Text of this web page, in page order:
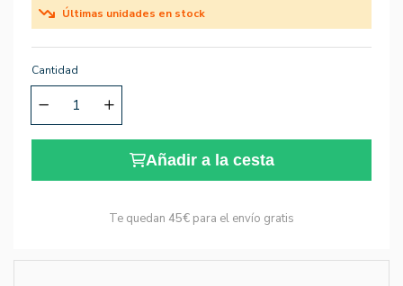
Últimas unidades en stock
Cantidad
Añadir a la cesta
Te quedan 45€ para el envío gratis